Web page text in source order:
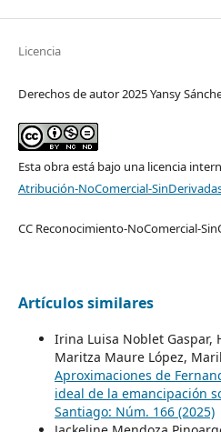
Licencia
Derechos de autor 2025 Yansy
Esta obra está bajo una licencia
Atribución-NoComercial-
CC Reconocimiento-NoComercial-
Artículos similares
Irina Luisa Noblet Gaspar,
Maritza Maure López,
Aproximaciones de
ideal de la emancipación
Santiago: Núm. 166 (2025)